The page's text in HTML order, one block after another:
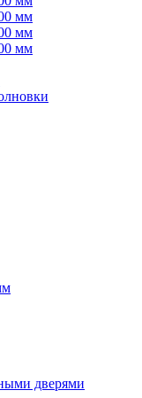
мм
мм
мм
дверями